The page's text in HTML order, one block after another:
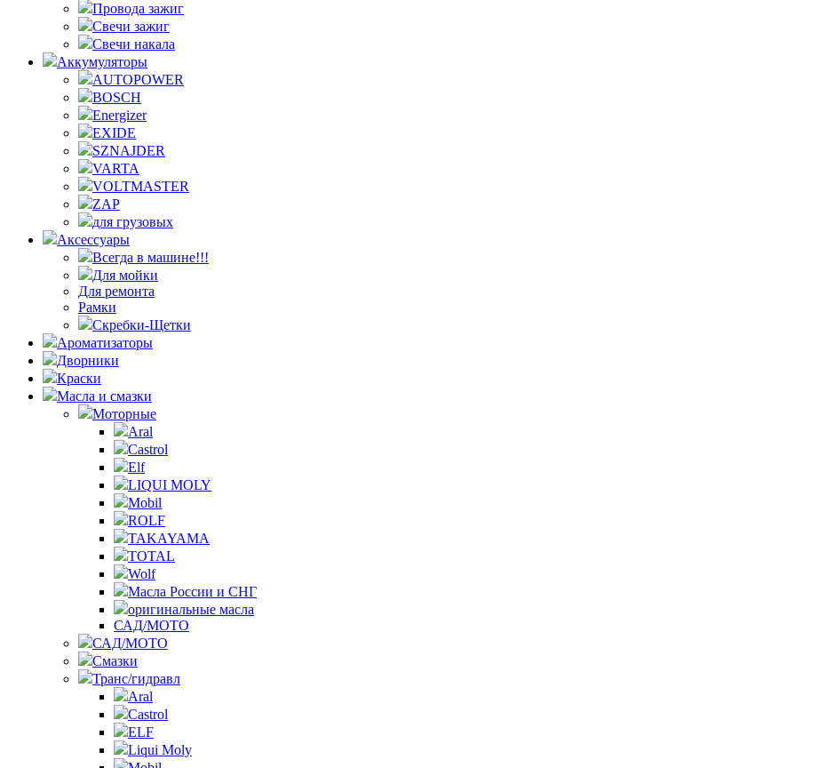
Провода зажиг
Свечи зажиг
Свечи накала
Аккумуляторы
AUTOPOWER
BOSCH
Energizer
EXIDE
SZNAJDER
VARTA
VOLTMASTER
ZAP
для грузовых
Аксессуары
Всегда в машине!!!
Для мойки
Для ремонта
Рамки
Скребки-Щетки
Ароматизаторы
Дворники
Краски
Масла и смазки
Моторные
Aral
Castrol
Elf
LIQUI MOLY
Mobil
ROLF
TAKAYAMA
TOTAL
Wolf
Масла России и СНГ
оригинальные масла
САД/МОТО
САД/МОТО
Смазки
Транс/гидравл
Aral
Castrol
ELF
Liqui Moly